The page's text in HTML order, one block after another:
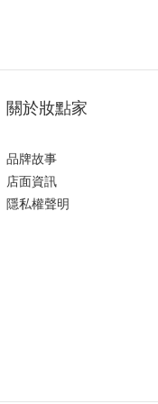
關於妝點家
品牌故事
店面資訊
隱私權聲明